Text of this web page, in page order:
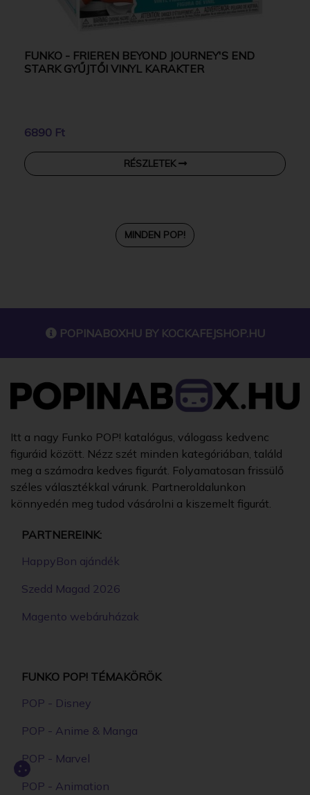
FUNKO - FRIEREN BEYOND JOURNEY'S END
STARK GYŰJTŐI VINYL KARAKTER
6890 Ft
RÉSZLETEK
MINDEN POP!
POPINABOXHU BY KOCKAFEJSHOP.HU
Itt a nagy Funko POP! katalógus, válogass kedvenc
figuráid között. Nézz szét minden kategóriában, találd
meg a számodra kedves figurát. Folyamatosan frissülő
széles választékkal várunk. Partneroldalunkon
könnyedén meg tudod vásárolni a kiszemelt figurát.
PARTNEREINK:
HappyBon ajándék
Szedd Magad 2026
Magento webáruházak
FUNKO POP! TÉMAKÖRÖK
POP - Disney
POP - Anime & Manga
POP - Marvel
POP - Animation